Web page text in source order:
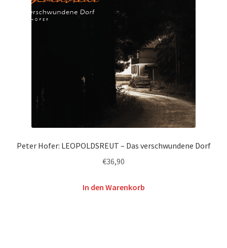
Peter Hofer: LEOPOLDSREUT – Das verschwundene Dorf
€36,90
In den Warenkorb